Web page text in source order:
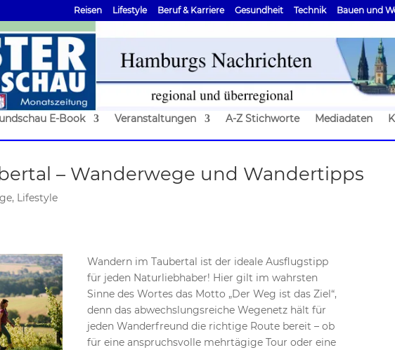
Reisen Lifestyle Beruf & Karriere Gesundheit Technik Bauen und
E-Book Veranstaltungen A-Z Stichworte Mediadaten
– Wanderwege und Wandertipps
, Lifestyle
Wandern im Taubertal ist der ideale Ausflugstipp
für jeden Naturliebhaber! Hier gilt im wahrsten
Sinne des Wortes das Motto „Der Weg ist das Ziel“,
denn das abwechslungsreiche Wegenetz hält für
jeden Wanderfreund die richtige Route bereit – ob
für eine anspruchsvolle mehrtägige Tour oder eine